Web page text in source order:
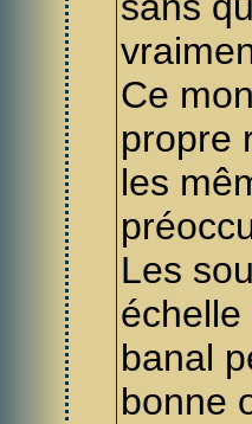
Ce
propre
les
Les
banal
bonne